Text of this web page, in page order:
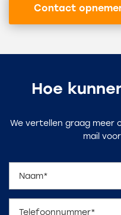
Contact
Hoe
We vertellen graag meer
mail